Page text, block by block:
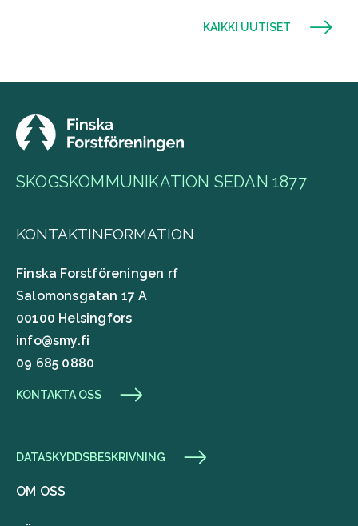
KAIKKI UUTISET
SKOGSKOMMUNIKATION SEDAN 1877
KONTAKTINFORMATION
Finska Forstföreningen rf
Salomonsgatan 17 A
00100 Helsingfors
info@smy.fi
09 685 0880
KONTAKTA OSS
DATASKYDDSBESKRIVNING
OM OSS